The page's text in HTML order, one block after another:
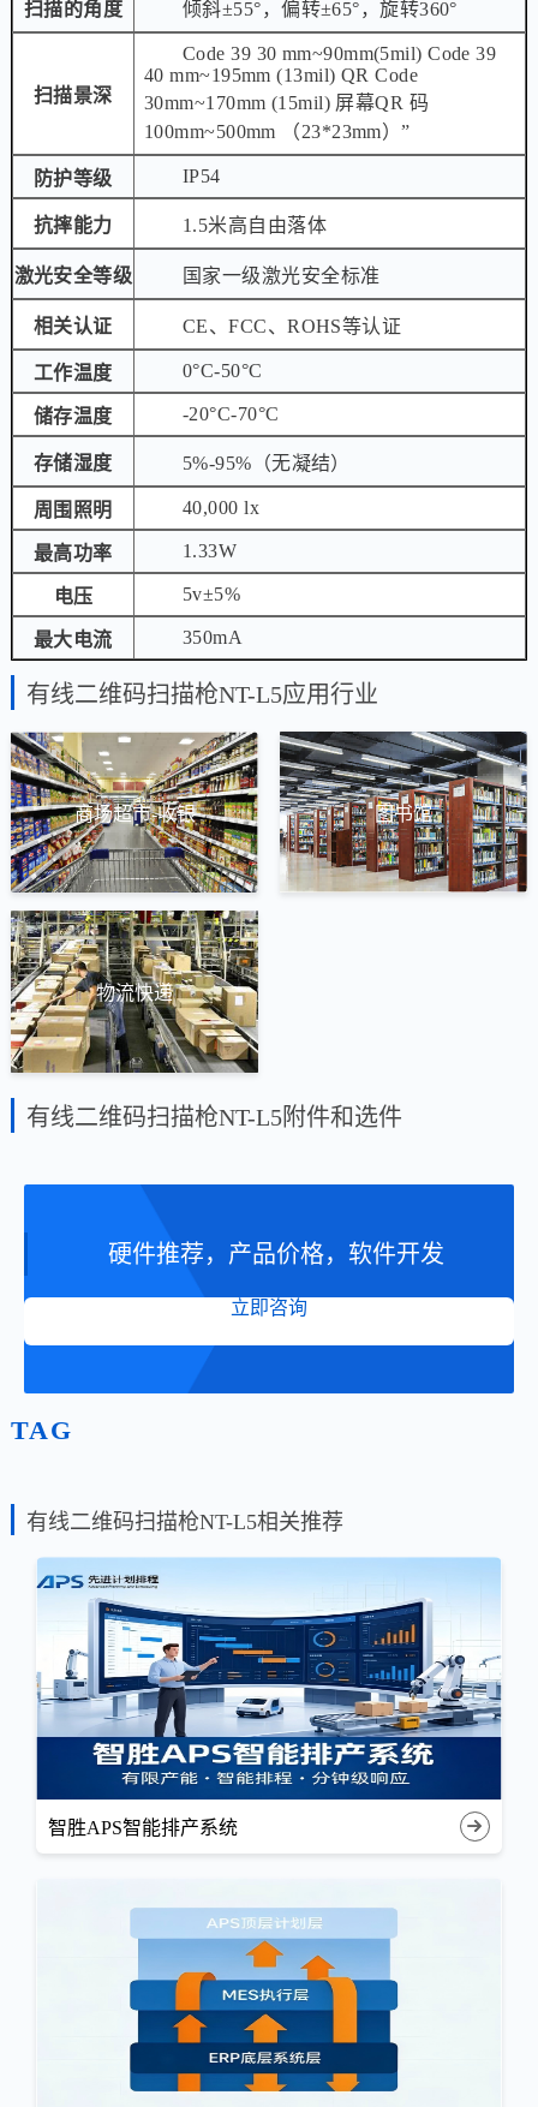
扫描的角度 倾斜±55°，偏转±65°，旋转360°
扫描景深
Code 39 30 mm~90mm(5mil) Code 39
40 mm~195mm (13mil) QR Code
30mm~170mm (15mil) 屏幕QR 码
100mm~500mm （23*23mm）”
防护等级 IP54
抗摔能力 1.5米高自由落体
激光安全等级 国家一级激光安全标准
相关认证 CE、FCC、ROHS等认证
工作温度 0°C-50°C
储存温度 -20°C-70°C
存储湿度 5%-95%（无凝结）
周围照明 40,000 lx
最高功率 1.33W
电压 5v±5%
最大电流 350mA
有线二维码扫描枪NT-L5应用行业
商场超市-收银 图书馆
物流快递
有线二维码扫描枪NT-L5附件和选件
硬件推荐，产品价格，软件开发
立即咨询
TAG
有线二维码扫描枪NT-L5相关推荐
智胜APS智能排产系统